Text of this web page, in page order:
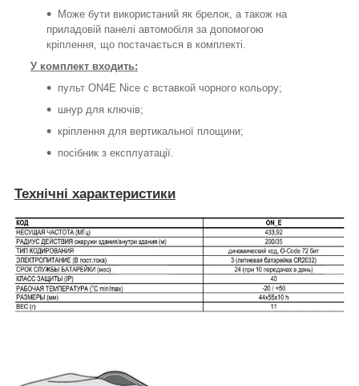
Може бути використаний як брелок, а також на
приладовій панелі автомобіля за допомогою
кріплення, що постачається в комплекті.
У комплект входить:
пульт ON4E Nice с вставкой чорного кольору;
шнур для ключів;
кріплення для вертикальної площини;
посібник з експлуатації.
Технічні характеристики